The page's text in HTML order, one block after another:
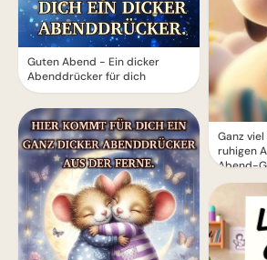
Guten Abend - Ein dicker
Abenddrücker für dich
Ganz
ruhigen
Abend-